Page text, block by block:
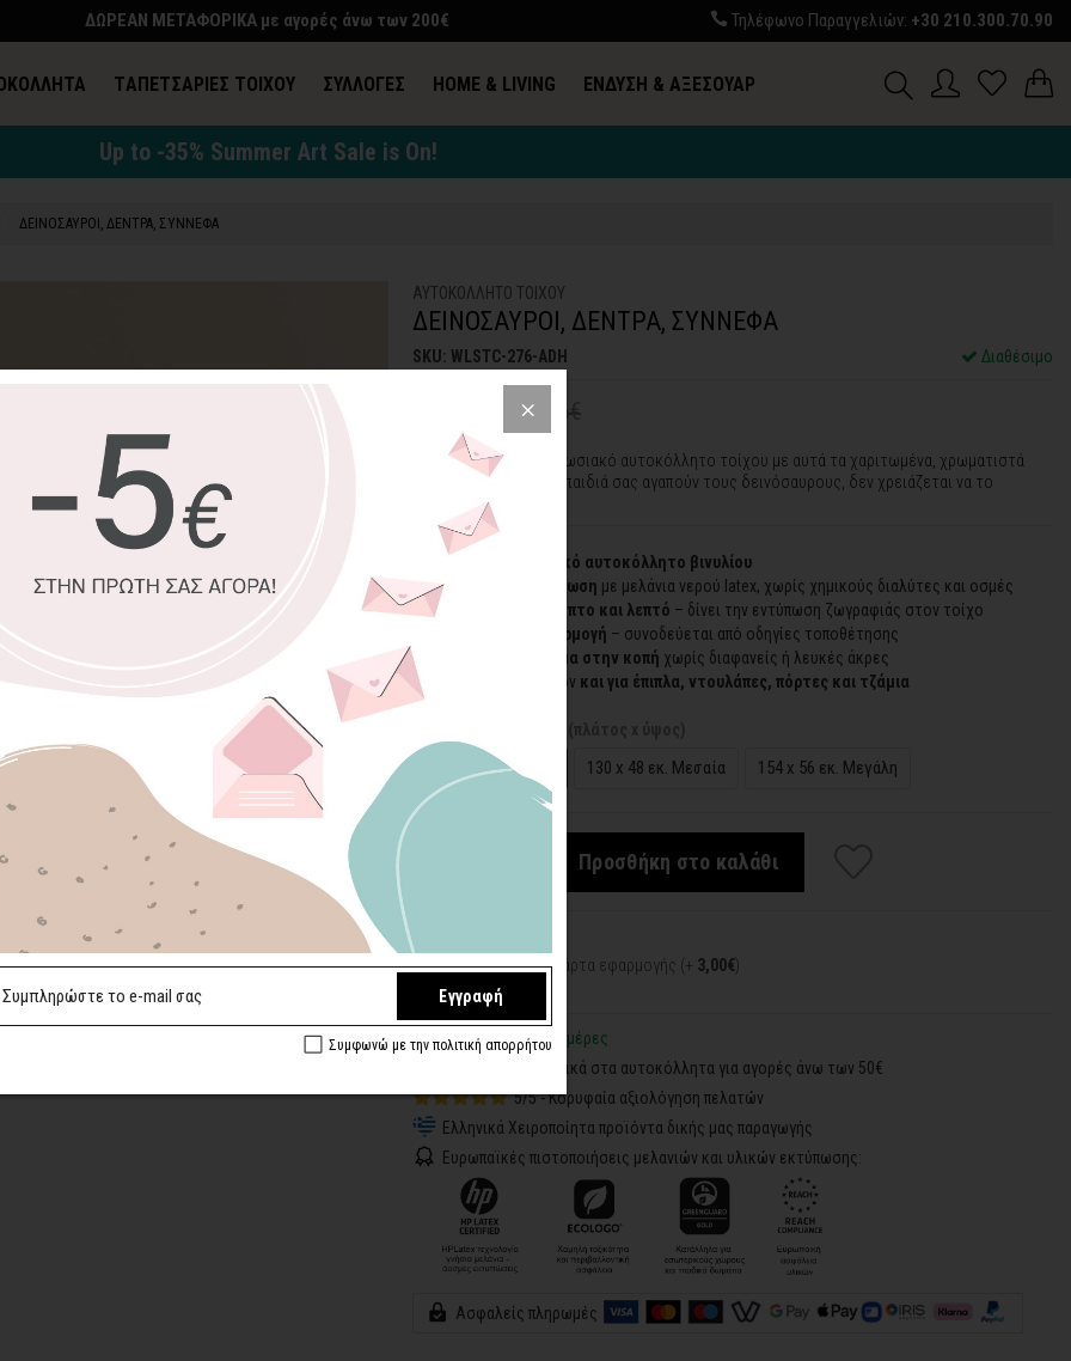
ΔΩΡΕΑΝ ΜΕΤΑΦΟΡΙΚΑ με αγορές άνω των 200€ Τηλέφωνο Παραγγελιών: +30 210.300.70.90
TΑΠΕΤΣΑΡΙΕΣ ΤΟΙΧΟΥ ΣΥΛΛΟΓΕΣ HOME & LIVING ΕΝΔΥΣΗ & ΑΞΕΣΟΥΑΡ
Up to -35% Summer Art Sale is On!
ΔΕΙΝΟΣΑΥΡΟΙ, ΔΕΝΤΡΑ, ΣΥΝΝΕΦΑ
ΑΥΤΟΚΟΛΛΗΤΟ ΤΟΙΧΟΥ
ΔΕΙΝΟΣΑΥΡΟΙ, ΔΕΝΤΡΑ, ΣΥΝΝΕΦΑ
SKU: WLSTC-276-ADH Διαθέσιμο
28,86€
Ένα πραγματικά εντυπωσιακό αυτοκόλλητο τοίχου με αυτά τα χαριτωμένα, χρωματιστά
δεινοσαυράκια! Αν τα παιδιά σας αγαπούν τους δεινόσαυρους, δεν χρειάζεται να το
σκέφτεστε άλλο…
ματ λευκό αυτοκόλλητο βινυλίου
Οικολογική εκτύπωση με μελάνια νερού latex, χωρίς χημικούς διαλύτες και οσμές
Αδιάβροχο, εύκαμπτο και λεπτό – δίνει την εντύπωση ζωγραφιάς στον τοίχο
Εύκολο στην εφαρμογή – συνοδεύεται από οδηγίες τοποθέτησης
Ποιοτικό φινίρισμα στην κοπή χωρίς διαφανείς ή λευκές άκρες
Κατάλληλο επιπλέον και για έπιπλα, ντουλάπες, πόρτες και τζάμια
100 x 37 εκ. Μικρή 130 x 48 εκ. Μεσαία 154 x 56 εκ. Μεγάλη
Προσθήκη στο καλάθι
Ειδική πλαστική κάρτα εφαρμογής (+ 3,00€)
Αποστολή σε 2-3 ημέρες
Δωρεάν Μεταφορικά στα αυτοκόλλητα για αγορές άνω των 50€
5/5 - Κορυφαία αξιολόγηση πελατών
Ελληνικά Χειροποίητα προϊόντα δικής μας παραγωγής
Ευρωπαϊκές πιστοποιήσεις μελανιών και υλικών εκτύπωσης:
Ασφαλείς πληρωμές
Εγγραφή
Συμφωνώ με την πολιτική απορρήτου